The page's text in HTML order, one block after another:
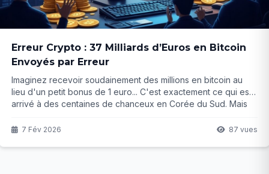
Erreur Crypto : 37 Milliards d’Euros en Bitcoin
Envoyés par Erreur
Imaginez recevoir soudainement des millions en bitcoin au
lieu d'un petit bonus de 1 euro... C'est exactement ce qui est
arrivé à des centaines de chanceux en Corée du Sud. Mais
plus folle qui a fait plonger le cours en quelques minutes. Que
7 Fév 2026 87 vues